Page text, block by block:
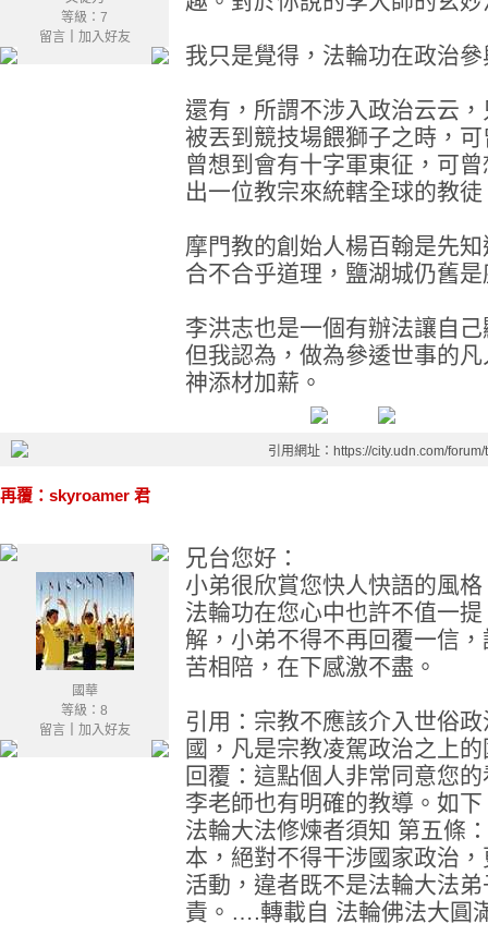
等級：7
留言｜ 加入好友
我只是覺得，法輪功在政治
還有，所謂不涉入政治云云
被丟到競技場餵獅子之時，
曾想到會有十字軍東征，可
出一位教宗來統轄全球的教徒
摩門教的創始人楊百翰是先
合不合乎道理，鹽湖城仍舊
李洪志也是一個有辦法讓自
但我認為，做為參逶世事的
神添材加薪。
引用網址：https://city.udn.com/
再覆：skyroamer 君
國華
等級：8
留言｜ 加入好友
兄台您好：
小弟很欣賞您快人快語的風格
法輪功在您心中也許不值一
解，小弟不得不再回覆一信
苦相陪，在下感激不盡。
引用：宗教不應該介入世俗
國，凡是宗教凌駕政治之上
回覆：這點個人非常同意您
李老師也有明確的教導。如下
法輪大法修煉者須知 第五條
本，絕對不得干涉國家政治
活動，違者既不是法輪大法
責。….轉載自 法輪佛法大圓